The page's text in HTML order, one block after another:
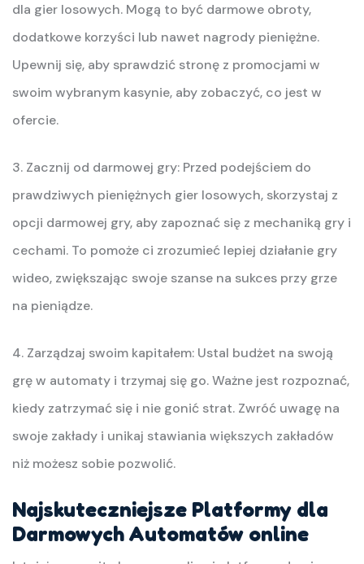
dla gier losowych. Mogą to być darmowe obroty,
dodatkowe korzyści lub nawet nagrody pieniężne.
Upewnij się, aby sprawdzić stronę z promocjami w
swoim wybranym kasynie, aby zobaczyć, co jest w
ofercie.
3. Zacznij od darmowej gry: Przed podejściem do
prawdziwych pieniężnych gier losowych, skorzystaj z
opcji darmowej gry, aby zapoznać się z mechaniką gry i
cechami. To pomoże ci zrozumieć lepiej działanie gry
wideo, zwiększając swoje szanse na sukces przy grze
na pieniądze.
4. Zarządzaj swoim kapitałem: Ustal budżet na swoją
grę w automaty i trzymaj się go. Ważne jest rozpoznać,
kiedy zatrzymać się i nie gonić strat. Zwróć uwagę na
swoje zakłady i unikaj stawiania większych zakładów
niż możesz sobie pozwolić.
Najskuteczniejsze Platformy dla
Darmowych Automatów online